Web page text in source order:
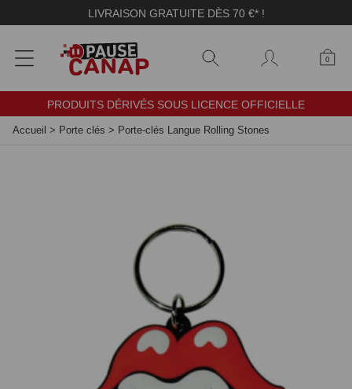
LIVRAISON GRATUITE DÈS 70 €* !
0
PRODUITS DÉRIVÉS SOUS LICENCE OFFICIELLE
Accueil > Porte clés > Porte-clés Langue Rolling Stones
Panneau de gestion des cookies